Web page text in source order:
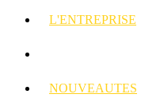
L'ENTREPRISE
NOUVEAUTES